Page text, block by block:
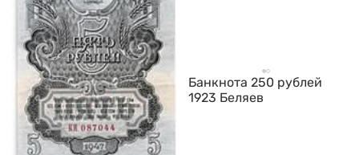
Банкнота 250 рублей
1923 Беляев